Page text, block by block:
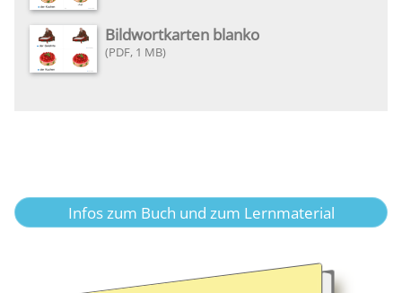
Bildwortkarten blanko
1 MB
Infos zum Buch und zum Lernmaterial